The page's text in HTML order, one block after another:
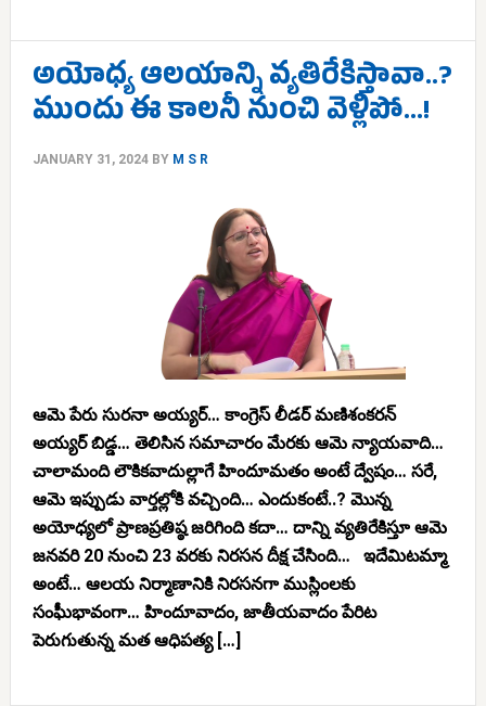
అయోధ్య ఆలయాన్ని వ్యతిరేకిస్తావా..?
ముందు ఈ కాలనీ నుంచి వెళ్లిపో…!
JANUARY 31, 2024BY M S R
ఆమె పేరు సురనా అయ్యర్… కాంగ్రెస్ లీడర్ మణిశంకరన్
అయ్యర్ బిడ్డ… తెలిసిన సమాచారం మేరకు ఆమె న్యాయవాది…
చాలామంది లౌకికవాదుల్లాగే హిందూమతం అంటే ద్వేషం… సరే,
ఆమె ఇప్పుడు వార్తల్లోకి వచ్చింది… ఎందుకంటే..? మొన్న
అయోధ్యలో ప్రాణప్రతిష్ఠ జరిగింది కదా… దాన్ని వ్యతిరేకిస్తూ ఆమె
జనవరి 20 నుంచి 23 వరకు నిరసన దీక్ష చేసింది… ఇదేమిటమ్మా
అంటే… ఆలయ నిర్మాణానికి నిరసనగా ముస్లింలకు
సంఘీభావంగా… హిందూవాదం, జాతీయవాదం పేరిట
పెరుగుతున్న మత ఆధిపత్య […]